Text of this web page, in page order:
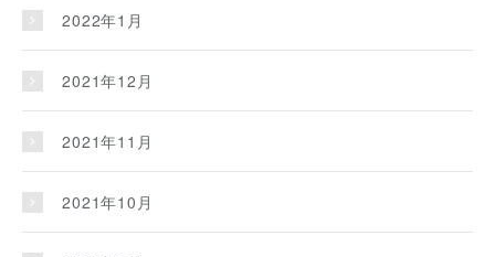
2022年1月
2021年12月
2021年11月
2021年10月